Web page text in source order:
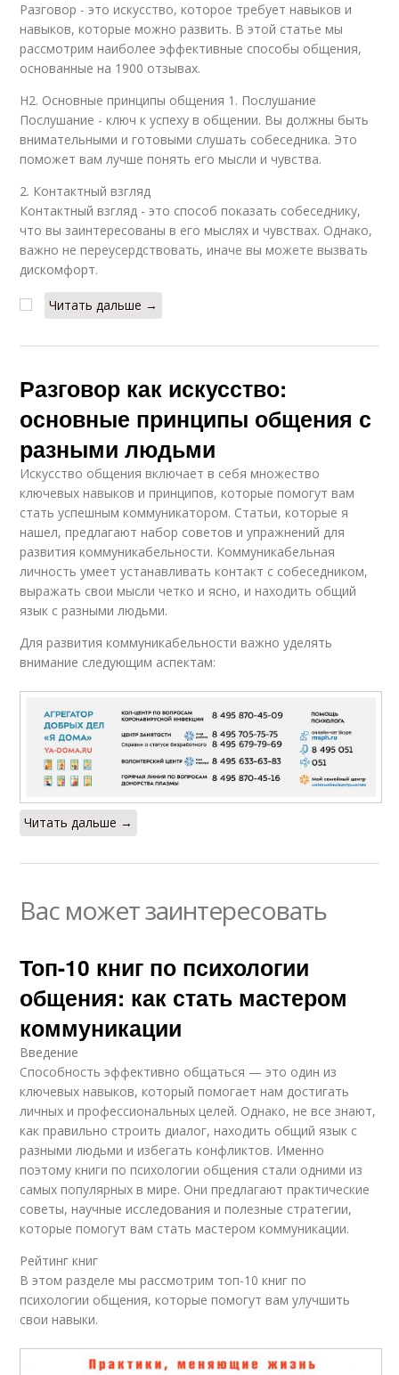
Идеи в общении
Предрассудки в
Разговор - это искусство, которое требует навыков и
навыков, которые можно развить. В этой статье мы
рассмотрим наиболее эффективные способы общения,
основанные на 1900 отзывах.
H2. Основные принципы общения 1. Послушание
Послушание - ключ к успеху в общении. Вы должны быть
внимательными и готовыми слушать собеседника. Это
поможет вам лучше понять его мысли и чувства.
2. Контактный взгляд
Контактный взгляд - это способ показать собеседнику,
что вы заинтересованы в его мыслях и чувствах. Однако,
важно не переусердствовать, иначе вы можете вызвать
дискомфорт.
Читать дальше →
Разговор как искусство:
основные принципы общения с
разными людьми
Искусство общения включает в себя множество
ключевых навыков и принципов, которые помогут вам
стать успешным коммуникатором. Статьи, которые я
нашел, предлагают набор советов и упражнений для
развития коммуникабельности. Коммуникабельная
личность умеет устанавливать контакт с собеседником,
выражать свои мысли четко и ясно, и находить общий
язык с разными людьми.
Для развития коммуникабельности важно уделять
внимание следующим аспектам:
Читать дальше →
Вас может заинтересовать
Топ-10 книг по психологии
общения: как стать мастером
коммуникации
Введение
Способность эффективно общаться — это один из
ключевых навыков, который помогает нам достигать
личных и профессиональных целей. Однако, не все знают,
как правильно строить диалог, находить общий язык с
разными людьми и избегать конфликтов. Именно
поэтому книги по психологии общения стали одними из
самых популярных в мире. Они предлагают практические
советы, научные исследования и полезные стратегии,
которые помогут вам стать мастером коммуникации.
Рейтинг книг
В этом разделе мы рассмотрим топ-10 книг по
психологии общения, которые помогут вам улучшить
свои навыки.